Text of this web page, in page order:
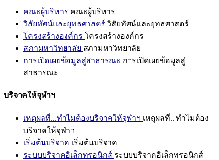
คณะผู้บริหาร คณะผู้บริหาร
วิสัยทัศน์และยุทธศาสตร์ วิสัยทัศน์และยุทธศาสตร์
โครงสร้างองค์กร โครงสร้างองค์กร
สภามหาวิทยาลัย สภามหาวิทยาลัย
การเปิดเผยข้อมูลสู่สาธารณะ การเปิดเผยข้อมูลสู่
สาธารณะ
บริจาคให้จุฬาฯ
เหตุผลที่...ทำไมต้องบริจาคให้จุฬาฯ เหตุผลที่...ทำไมต้อง
บริจาคให้จุฬาฯ
เริ่มต้นบริจาค เริ่มต้นบริจาค
ระบบบริจาคอิเล็กทรอนิกส์ ระบบบริจาคอิเล็กทรอนิกส์